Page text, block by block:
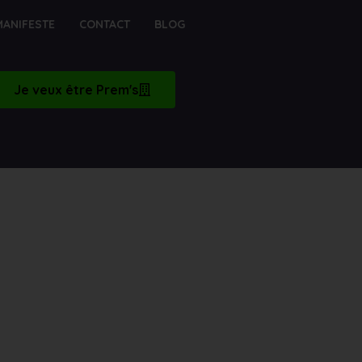
CONTACT BLOG
Je veux être Prem's